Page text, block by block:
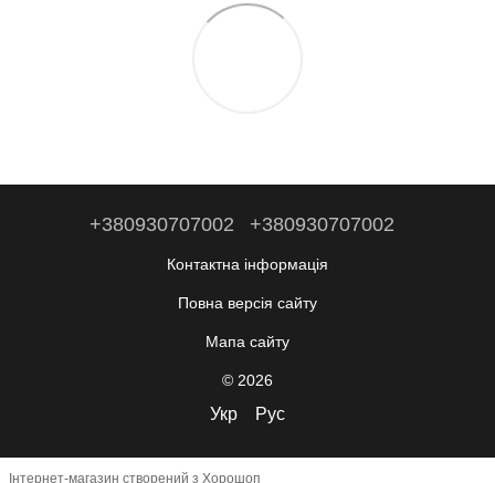
+380930707002 +380930707002
Контактна інформація
Повна версія сайту
Мапа сайту
© 2026
Укр Рус
Інтернет-магазин створений з Хорошоп